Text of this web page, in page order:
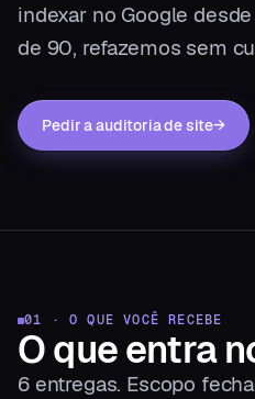
indexar no Google
de 90, refazemos sem
Pedir a auditoria de site→
01 · O QUE VOCÊ RECEBE
O que entra
6entregas. Escopo